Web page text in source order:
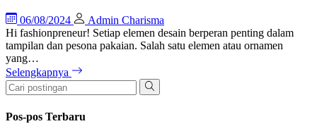
06/08/2024
Admin Charisma
Hi fashionpreneur! Setiap elemen desain berperan penting dalam
tampilan dan pesona pakaian. Salah satu elemen atau ornamen
yang…
Selengkapnya
Pos-pos Terbaru